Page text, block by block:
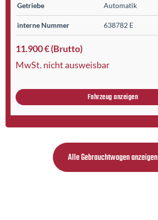
Getriebe Automatik
interne Nummer 638782 E
11.900 € (Brutto)
MwSt. nicht ausweisbar
Fahrzeug anzeigen
Alle Gebrauchtwagen anzeigen